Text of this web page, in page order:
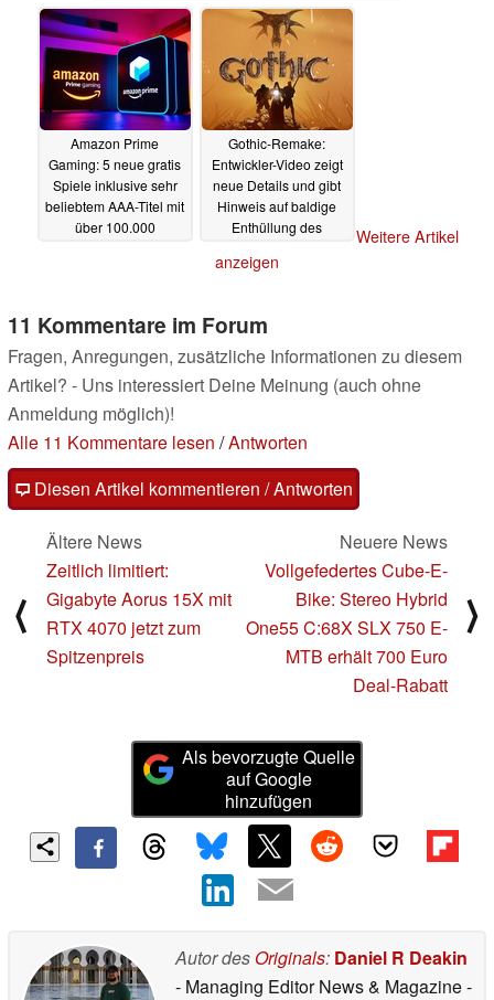
10.02.2025
10.02.2025
Amazon Prime
Gaming: 5 neue gratis
Spiele inklusive sehr
beliebtem AAA-Titel mit
über 100.000
Gothic-Remake:
Entwickler-Video zeigt
neue Details und gibt
Hinweis auf baldige
Enthüllung des
08.02.2025
Weitere Artikel
anzeigen
11 Kommentare im Forum
Fragen, Anregungen, zusätzliche Informationen zu diesem
Artikel? - Uns interessiert Deine Meinung (auch ohne
Anmeldung möglich)!
Alle 11 Kommentare lesen /Antworten
Diesen Artikel kommentieren / Antworten
⟨
Ältere News
Zeitlich limitiert:
Gigabyte Aorus 15X mit
RTX 4070 jetzt zum
Spitzenpreis
Neuere News
Vollgefedertes Cube-E-
Bike: Stereo Hybrid
One55 C:68X SLX 750 E-
MTB erhält 700 Euro
Deal-Rabatt
⟩
Als bevorzugte Quelle
auf Google
hinzufügen
Autor des Originals: Daniel R Deakin
- Managing Editor News & Magazine-